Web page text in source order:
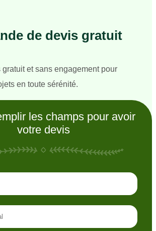
de devis gratuit
gratuit et sans engagement pour
en toute sérénité.
les champs pour avoir
votre devis